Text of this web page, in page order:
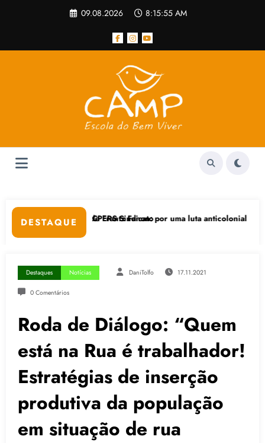
09.08.2026 8:15:56 AM
DESTAQUE
Sindicato
Frantz Fanon: por uma luta anticolonial” dia 24/11 na UFGRS
Feicoop é
Destaques Notícias DaniTolfo 17.11.2021
0 Comentários
Roda de Diálogo: “Quem
está na Rua é trabalhador!
Estratégias de inserção
produtiva da população
em situação de rua